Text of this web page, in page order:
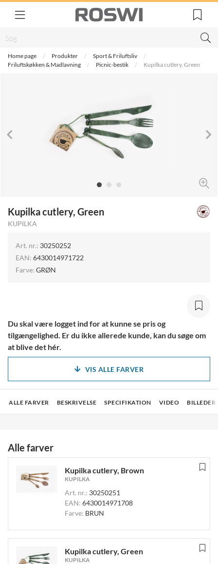
Home page Produkter
Sport & Friluftsliv
Friluftskøkken & Madlavning
Picnic-bestik Kupilka cutlery, Green
Kupilka cutlery, Green
KUPILKA
Art. nr.: 30250252
EAN: 6430014971722
Farve: GRØN
Du skal være logget ind for at kunne se pris og
tilgængelighed. Er du ikke allerede kunde, kan du søge om
at blive det hér.
VIS ALLE FARVER
ALLE FARVER BESKRIVELSE SPECIFIKATION VIDEO
Alle farver
Kupilka cutlery, Brown
KUPILKA
Art. nr.: 30250251
EAN: 6430014971708
Farve: BRUN
Kupilka cutlery, Green
KUPILKA